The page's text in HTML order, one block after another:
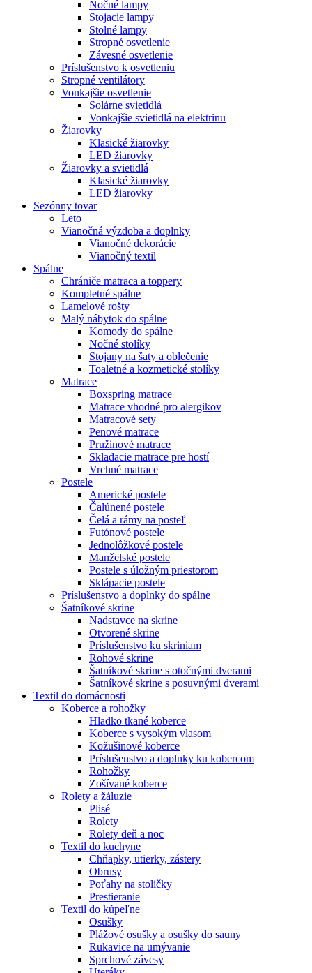
Nočné lampy
Stojacie lampy
Stolné lampy
Stropné osvetlenie
Závesné osvetlenie
Príslušenstvo k osvetleniu
Stropné ventilátory
Vonkajšie osvetlenie
Solárne svietidlá
Vonkajšie svietidlá na elektrinu
Žiarovky
Klasické žiarovky
LED žiarovky
Žiarovky a svietidlá
Klasické žiarovky
LED žiarovky
Sezónny tovar
Leto
Vianočná výzdoba a doplnky
Vianočné dekorácie
Vianočný textil
Spálne
Chrániče matraca a toppery
Kompletné spálne
Lamelové rošty
Malý nábytok do spálne
Komody do spálne
Nočné stolíky
Stojany na šaty a oblečenie
Toaletné a kozmetické stolíky
Matrace
Boxspring matrace
Matrace vhodné pro alergikov
Matracové sety
Penové matrace
Pružinové matrace
Skladacie matrace pre hostí
Vrchné matrace
Postele
Americké postele
Čalúnené postele
Čelá a rámy na posteľ
Futónové postele
Jednolôžkové postele
Manželské postele
Postele s úložným priestorom
Sklápacie postele
Príslušenstvo a doplnky do spálne
Šatníkové skrine
Nadstavce na skrine
Otvorené skrine
Príslušenstvo ku skriniam
Rohové skrine
Šatníkové skrine s otočnými dverami
Šatníkové skrine s posuvnými dverami
Textil do domácnosti
Koberce a rohožky
Hladko tkané koberce
Koberce s vysokým vlasom
Kožušinové koberce
Príslušenstvo a doplnky ku kobercom
Rohožky
Zošívané koberce
Rolety a žáluzie
Plisé
Rolety
Rolety deň a noc
Textil do kuchyne
Chňapky, utierky, zástery
Obrusy
Poťahy na stoličky
Prestieranie
Textil do kúpeľne
Osušky
Plážové osušky a osušky do sauny
Rukavice na umývanie
Sprchové závesy